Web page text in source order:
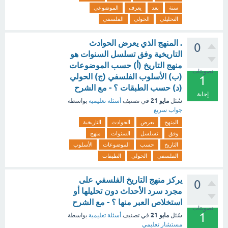
سنة بعد يعرف
الموضوعي
التحليلي
الحولي الفلسفي
0
تصويتات
1
إجابة
. المنهج الذي يعرض الحوادث
التاريخية وفق تسلسل السنوات هو
منهج التاريخ (أ) حسب الموضوعات
(ب) الأسلوب الفلسفي (ج) الحولي
(د) حسب الطبقات ؟ - مع الشرح
سُئل مايو 21 في تصنيف أسئلة تعليمية بواسطة
جواب سريع
المنهج يعرض الحوادث
التاريخية
وفق
تسلسل السنوات
منهج
التاريخ
حسب الموضوعات
الأسلوب
الفلسفي
الحولي الطبقات
0
تصويتات
1
يركز منهج التاريخ الفلسفي على
مجرد سرد الأحداث دون تحليلها أو
استخلاص العبر منها ؟ - مع الشرح
سُئل مايو 21 في تصنيف أسئلة تعليمية بواسطة
مستشار تعليمي